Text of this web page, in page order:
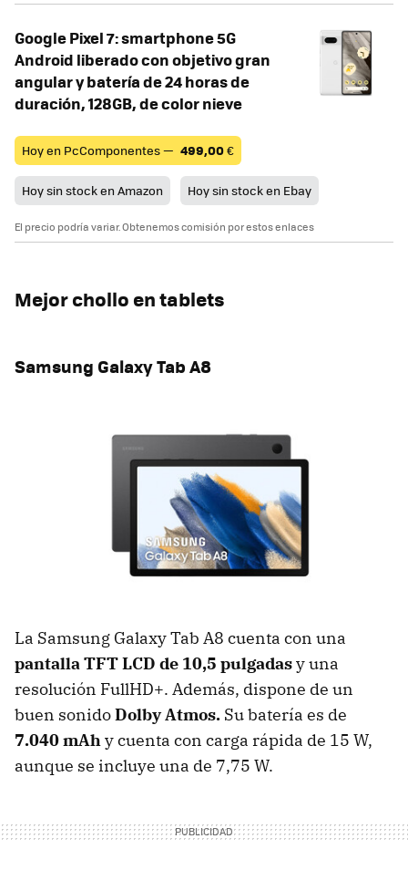
Google Pixel 7: smartphone 5G
Android liberado con objetivo gran
angular y batería de 24 horas de
duración, 128GB, de color nieve
Hoy en PcComponentes — 499,00€
Hoy sin stock en Amazon Hoy sin stock en Ebay
El precio podría variar. Obtenemos comisión por estos enlaces
Mejor chollo en tablets
Samsung Galaxy Tab A8
La Samsung Galaxy Tab A8 cuenta con una
pantalla TFT LCD de 10,5 pulgadasy una
resolución FullHD+. Además, dispone de un
buen sonidoDolby Atmos. Su batería es de
7.040 mAhy cuenta con carga rápida de 15 W,
aunque se incluye una de 7,75 W.